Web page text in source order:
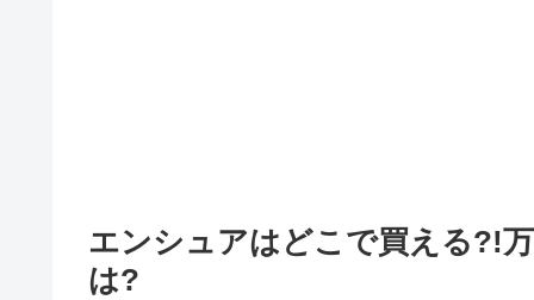
エンシュアはどこで買える?!
は?